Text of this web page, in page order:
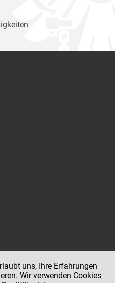
uns, Ihre Erfahrungen
Wir verwenden Cookies